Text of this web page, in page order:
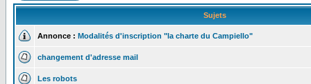
Sujets
Annonce : Modalités d'inscription "la charte du Campiello"
changement d'adresse mail
Les robots